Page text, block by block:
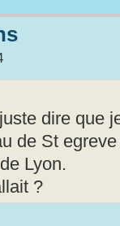
dire que
de St
Lyon.
?